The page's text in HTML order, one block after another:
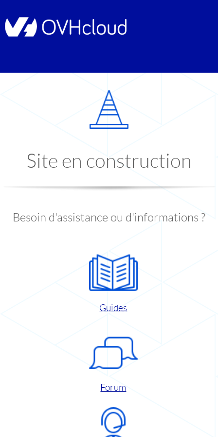
Site en construction
Besoin d'assistance ou d'informations ?
Guides
Forum